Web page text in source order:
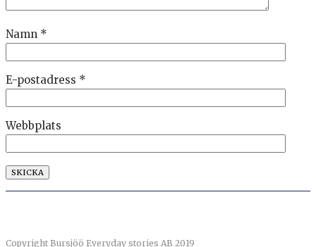
Namn *
E-postadress *
Webbplats
Copyright Bursjöö Everyday stories AB 2019